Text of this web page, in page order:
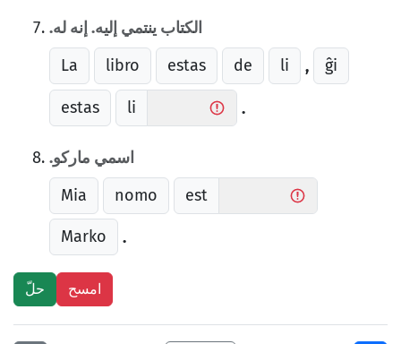
الكتاب ينتمي إليه. إنه له.
La
libro estas de li , ĝi
estas li .
اسمي ماركو.
Mia
nomo est
Marko .